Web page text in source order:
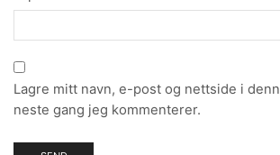
Lagre mitt navn, e-post og nettside i
neste gang jeg kommenterer.